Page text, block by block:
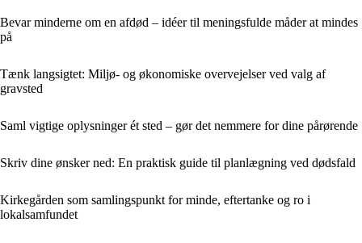
Bevar minderne om en afdød – idéer til meningsfulde måder at mindes
på
Tænk langsigtet: Miljø- og økonomiske overvejelser ved valg af
gravsted
Saml vigtige oplysninger ét sted – gør det nemmere for dine pårørende
Skriv dine ønsker ned: En praktisk guide til planlægning ved dødsfald
Kirkegården som samlingspunkt for minde, eftertanke og ro i
lokalsamfundet